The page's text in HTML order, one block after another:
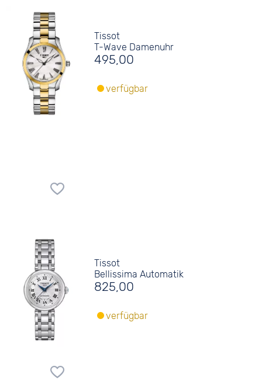
Tissot
T-Wave Damenuhr
495,00
verfügbar
Tissot
Bellissima Automatik
825,00
verfügbar